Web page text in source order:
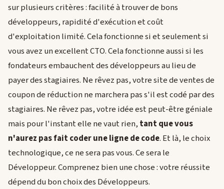
sur plusieurs critères : facilité à trouver de bons
développeurs, rapidité d'exécution et coût
d'exploitation limité. Cela fonctionne si et seulement si
vous avez un excellent CTO. Cela fonctionne aussi si les
fondateurs embauchent des développeurs au lieu de
payer des stagiaires. Ne rêvez pas, votre site de ventes de
coupon de réduction ne marchera pas s'il est codé par des
stagiaires. Ne rêvez pas, votre idée est peut-être géniale
mais pour l'instant elle ne vaut rien, tant que vous
n'aurez pas fait coder une ligne de code. Et là, le choix
technologique, ce ne sera pas vous. Ce sera le
Développeur. Comprenez bien une chose : votre réussite
dépend du bon choix des Développeurs.